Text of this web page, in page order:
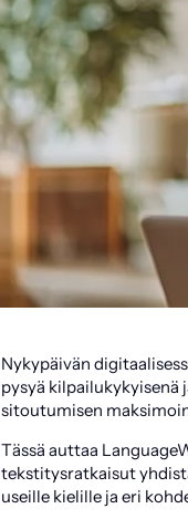
Nykypäivän
pysyä kilpailukykyisenä
sitoutumisen
Tässä auttaa
tekstitysratkaisut
useille kielille ja eri